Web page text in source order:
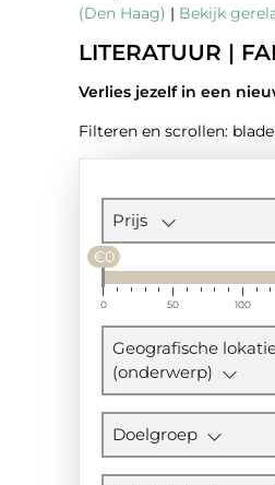
(Den Haag) | Bekijk
LITERATUUR |
Verlies jezelf in een
Filteren en scrollen:
Prijs
€0
0 50 100
Geografische
(onderwerp)
Doelgroep